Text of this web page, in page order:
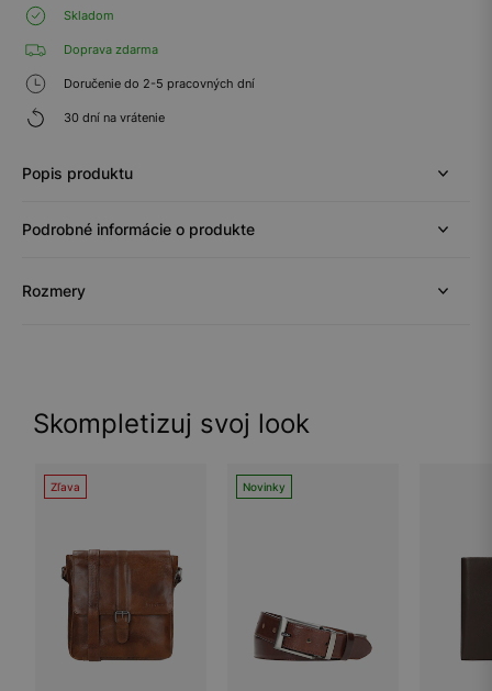
Skladom
Doprava zdarma
Doručenie do 2-5 pracovných dní
30 dní na vrátenie
Popis produktu
Podrobné informácie o produkte
Rozmery
Skompletizuj svoj look
Zľava Novinky